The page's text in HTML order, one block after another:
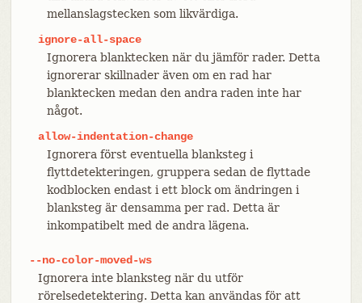
mellanslagstecken som likvärdiga.
ignore-all-space
Ignorera blanktecken när du jämför rader. Detta
ignorerar skillnader även om en rad har
blanktecken medan den andra raden inte har
något.
allow-indentation-change
Ignorera först eventuella blanksteg i
flyttdetekteringen, gruppera sedan de flyttade
kodblocken endast i ett block om ändringen i
blanksteg är densamma per rad. Detta är
inkompatibelt med de andra lägena.
--no-color-moved-ws
Ignorera inte blanksteg när du utför
rörelsedetektering. Detta kan användas för att